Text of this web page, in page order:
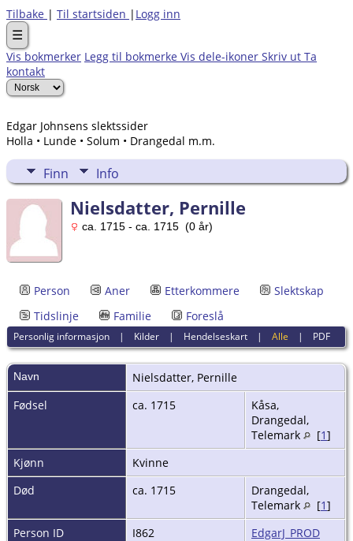
Tilbake | Til startsiden | Logg inn
☰
Vis bokmerker Legg til bokmerke Vis dele-ikoner Skriv ut Ta
kontakt
Edgar Johnsens slektssider
Holla • Lunde • Solum • Drangedal m.m.
Finn Info
Nielsdatter, Pernille
ca. 1715 - ca. 1715 (0 år)
Person Aner Etterkommere
Slektskap
Tidslinje
Familie Foreslå
Personlig informasjon | Kilder | Hendelseskart |Alle | PDF
Navn Nielsdatter, Pernille
Fødsel
ca. 1715
Kåsa,
Drangedal,
Telemark
[1]
Kjønn
Kvinne
Død
ca. 1715
Drangedal,
Telemark
[1]
Person ID
I862
EdgarJ_PROD